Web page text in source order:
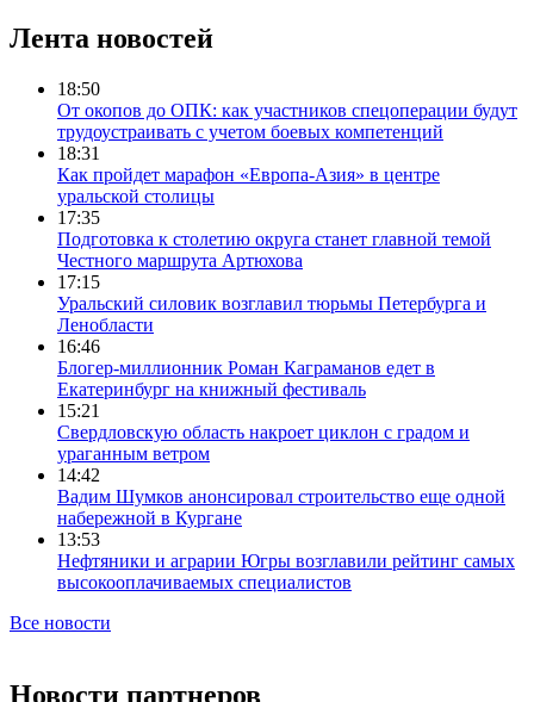
Лента новостей
18:50
От окопов до ОПК: как участников спецоперации будут
трудоустраивать с учетом боевых компетенций
18:31
Как пройдет марафон «Европа-Азия» в центре
уральской столицы
17:35
Подготовка к столетию округа станет главной темой
Честного маршрута Артюхова
17:15
Уральский силовик возглавил тюрьмы Петербурга и
Ленобласти
16:46
Блогер-миллионник Роман Каграманов едет в
Екатеринбург на книжный фестиваль
15:21
Свердловскую область накроет циклон с градом и
ураганным ветром
14:42
Вадим Шумков анонсировал строительство еще одной
набережной в Кургане
13:53
Нефтяники и аграрии Югры возглавили рейтинг самых
высокооплачиваемых специалистов
Все новости
Новости партнеров